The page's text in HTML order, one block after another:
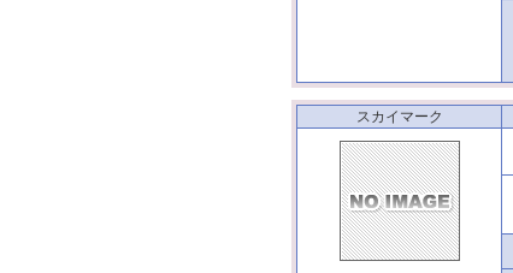
スカイマーク